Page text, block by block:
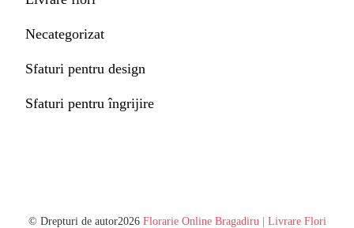
Necategorizat
Sfaturi pentru design
Sfaturi pentru îngrijire
© Drepturi de autor2026 Florarie Online Bragadiru | Livrare Flori